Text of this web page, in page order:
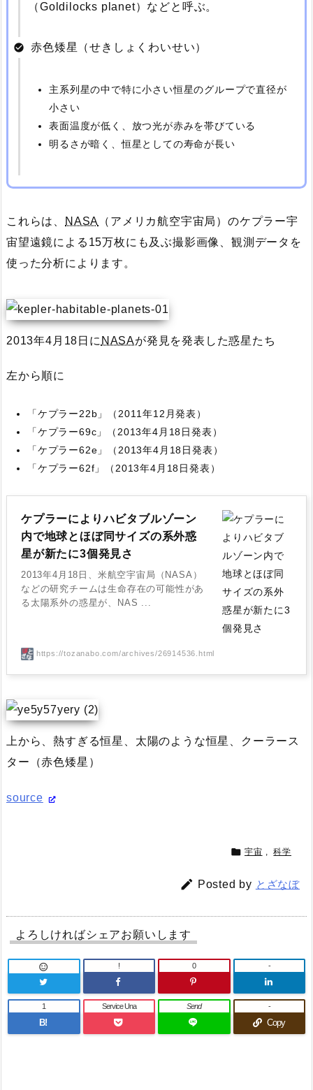
（Goldilocks planet）などと呼ぶ。
赤色矮星（せきしょくわいせい）
主系列星の中で特に小さい恒星のグループで直径が
小さい
表面温度が低く、放つ光が赤みを帯びている
明るさが暗く、恒星としての寿命が長い
これらは、 NASA （アメリカ航空宇宙局）のケプラー宇
宙望遠鏡による15万枚にも及ぶ撮影画像、観測データを
使った分析によります。
2013年4月18日に NASAが発見を発表した惑星たち
左から順に
「ケプラー22b」（2011年12月発表）
「ケプラー69c」（2013年4月18日発表）
「ケプラー62e」（2013年4月18日発表）
「ケプラー62f」（2013年4月18日発表）
ケプラーによりハビタブルゾーン
内で地球とほぼ同サイズの系外惑
星が新たに3個発見さ
2013年4月18日、米航空宇宙局（NASA）
などの研究チームは生命存在の可能性があ
る太陽系外の惑星が、NAS ...
https://tozanabo.com/archives/26914536.html
上から、熱すぎる恒星、太陽のような恒星、クーラース
ター（赤色矮星）
source
 宇宙 , 科学
 Posted by とざなぼ
よろしければシェアお願いします
 ! 0 -
B!
1 Service Una Send
Copy
-